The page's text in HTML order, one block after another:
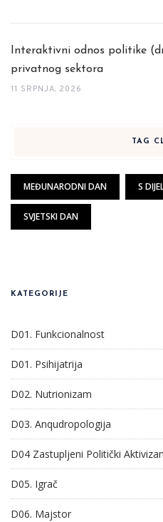
Interaktivni odnos politike
privatnog sektora
11 SRPNJA, 2026
TAG
MEĐUNARODNI DAN S
SVJETSKI DAN
KATEGORIJE
D01. Funkcionalnost
D01. Psihijatrija
D02. Nutrionizam
D03. Anqudropologija
D04 Zastupljeni Politički
D05. Igrač
D06. Majstor